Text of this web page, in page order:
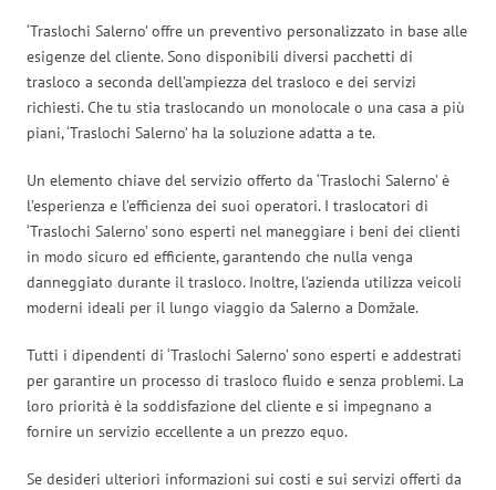
‘Traslochi Salerno’ offre un preventivo personalizzato in base alle
esigenze del cliente. Sono disponibili diversi pacchetti di
trasloco a seconda dell’ampiezza del trasloco e dei servizi
richiesti. Che tu stia traslocando un monolocale o una casa a più
piani, ‘Traslochi Salerno’ ha la soluzione adatta a te.
Un elemento chiave del servizio offerto da ‘Traslochi Salerno’ è
l’esperienza e l’efficienza dei suoi operatori. I traslocatori di
‘Traslochi Salerno’ sono esperti nel maneggiare i beni dei clienti
in modo sicuro ed efficiente, garantendo che nulla venga
danneggiato durante il trasloco. Inoltre, l’azienda utilizza veicoli
moderni ideali per il lungo viaggio da Salerno a Domžale.
Tutti i dipendenti di ‘Traslochi Salerno’ sono esperti e addestrati
per garantire un processo di trasloco fluido e senza problemi. La
loro priorità è la soddisfazione del cliente e si impegnano a
fornire un servizio eccellente a un prezzo equo.
Se desideri ulteriori informazioni sui costi e sui servizi offerti da